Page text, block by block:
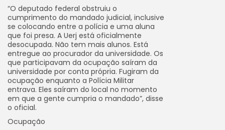
“O deputado federal obstruiu o
cumprimento do mandado judicial, inclusive
se colocando entre a polícia e uma aluna
que foi presa. A Uerj está oficialmente
desocupada. Não tem mais alunos. Está
entregue ao procurador da universidade. Os
que participavam da ocupação saíram da
universidade por conta própria. Fugiram da
ocupação enquanto a Polícia Militar
entrava. Eles saíram do local no momento
em que a gente cumpria o mandado”, disse
o oficial.
Ocupação